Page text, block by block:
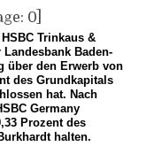
0]
Trinkaus &
Baden-
über den Erwerb von
des Grundkapitals
hat. Nach
Germany
Prozent des
halten.